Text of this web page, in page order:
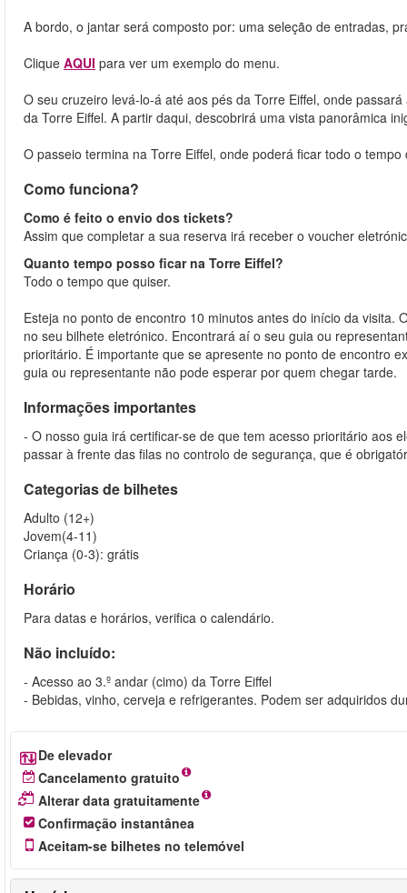
A bordo, o jantar será composto por: uma seleção de entradas,
Clique AQUI para ver um exemplo do menu.
O seu cruzeiro levá-lo-á até aos pés da Torre Eiffel, onde
da Torre Eiffel. A partir daqui, descobrirá uma vista panorâmica
O passeio termina na Torre Eiffel, onde poderá ficar todo o
Como funciona?
Como é feito o envio dos tickets?
Assim que completar a sua reserva irá receber o voucher
Quanto tempo posso ficar na Torre Eiffel?
Todo o tempo que quiser.
Esteja no ponto de encontro 10 minutos antes do início da visita.
no seu bilhete eletrónico. Encontrará aí o seu guia ou
prioritário. É importante que se apresente no ponto de encontro
guia ou representante não pode esperar por quem chegar tarde.
Informações importantes
- O nosso guia irá certificar-se de que tem acesso prioritário aos
passar à frente das filas no controlo de segurança, que é
Categorias de bilhetes
Adulto (12+)
Jovem(4-11)
Criança (0-3): grátis
Horário
Para datas e horários, verifica o calendário.
Não incluído:
- Acesso ao 3.º andar (cimo) da Torre Eiffel
- Bebidas, vinho, cerveja e refrigerantes. Podem ser adquiridos
De elevador
Cancelamento gratuito
Alterar data gratuitamente
Confirmação instantânea
Aceitam-se bilhetes no telemóvel